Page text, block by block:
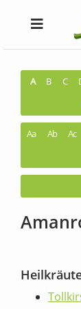
A B C
Aa Ab Ac